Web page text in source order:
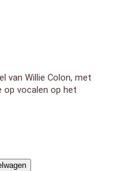
van Willie Colon, met
op vocalen op het